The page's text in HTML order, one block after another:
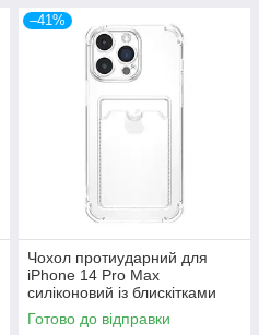
–41%
Чохол протиударний для
iPhone 14 Pro Max
силіконовий із блискітками
захист від падінь і подряпин
Готово до відправки